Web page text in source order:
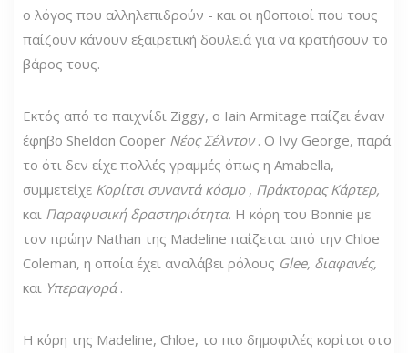
ο λόγος που αλληλεπιδρούν - και οι ηθοποιοί που τους
παίζουν κάνουν εξαιρετική δουλειά για να κρατήσουν το
βάρος τους.
Εκτός από το παιχνίδι Ziggy, ο Iain Armitage παίζει έναν
έφηβο Sheldon Cooper Νέος Σέλντον. Ο Ivy George, παρά
το ότι δεν είχε πολλές γραμμές όπως η Amabella,
συμμετείχε Κορίτσι συναντά κόσμο, Πράκτορας Κάρτερ,
και Παραφυσική δραστηριότητα. Η κόρη του Bonnie με
τον πρώην Nathan της Madeline παίζεται από την Chloe
Coleman, η οποία έχει αναλάβει ρόλους Glee, διαφανές,
και Υπεραγορά.
Η κόρη της Madeline, Chloe, το πιο δημοφιλές κορίτσι στο